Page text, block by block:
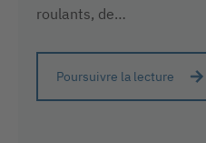
roulants, de…
Poursuivre la lecture